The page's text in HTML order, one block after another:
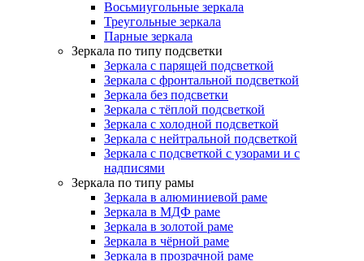
Восьмиугольные зеркала
Треугольные зеркала
Парные зеркала
Зеркала по типу подсветки
Зеркала с парящей подсветкой
Зеркала с фронтальной подсветкой
Зеркала без подсветки
Зеркала с тёплой подсветкой
Зеркала с холодной подсветкой
Зеркала с нейтральной подсветкой
Зеркала с подсветкой с узорами и с
надписями
Зеркала по типу рамы
Зеркала в алюминиевой раме
Зеркала в МДФ раме
Зеркала в золотой раме
Зеркала в чёрной раме
Зеркала в прозрачной раме